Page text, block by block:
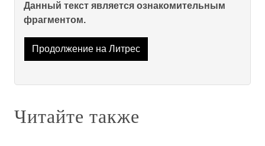
Данный текст является ознакомительным
фрагментом.
Продолжение на Литрес
Читайте также